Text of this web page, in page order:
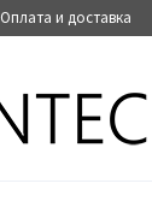
Оплата и доставка